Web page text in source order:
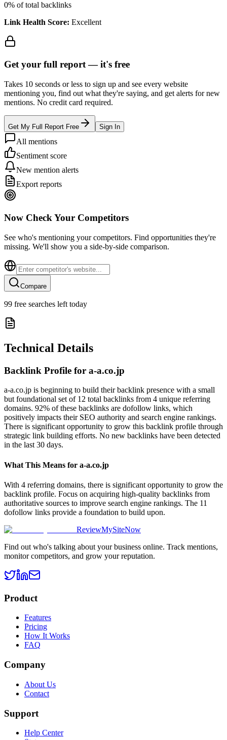
0% of total backlinks
Link Health Score: Excellent
Get your full report —it's free
Takes 10 seconds or less to sign up and see every website
mentioning you, find out what they're saying, and get alerts for new
mentions. No credit card required.
Get My Full Report Free Sign In
All mentions
Sentiment score
New mention alerts
Export reports
Now Check Your Competitors
See who's mentioning your competitors. Find opportunities they're
missing. We'll show you a side-by-side comparison.
Compare
99 free searches left today
Technical Details
Backlink Profile for a-a.co.jp
a-a.co.jp is beginning to build their backlink presence with a small
but foundational set of 12 total backlinks from 4 unique referring
domains. 92% of these backlinks are dofollow links, which
positively impacts their SEO authority and search engine rankings.
There is significant opportunity to grow this backlink profile through
strategic link building efforts. No new backlinks have been detected
in the last 30 days.
What This Means for a-a.co.jp
With 4 referring domains, there is significant opportunity to grow the
backlink profile. Focus on acquiring high-quality backlinks from
authoritative sources to improve search engine rankings. The 11
dofollow links provide a foundation to build upon.
ReviewMySiteNow
Find out who's talking about your business online. Track mentions,
monitor competitors, and grow your reputation.
Product
Features
Pricing
How It Works
FAQ
Company
About Us
Contact
Support
Help Center